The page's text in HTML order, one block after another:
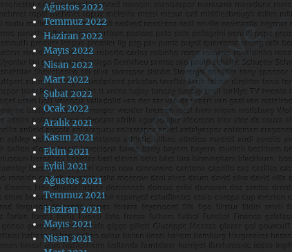
Ağustos 2022
Temmuz 2022
Haziran 2022
Mayıs 2022
Nisan 2022
Mart 2022
Şubat 2022
Ocak 2022
Aralık 2021
Kasım 2021
Ekim 2021
Eylül 2021
Ağustos 2021
Temmuz 2021
Haziran 2021
Mayıs 2021
Nisan 2021